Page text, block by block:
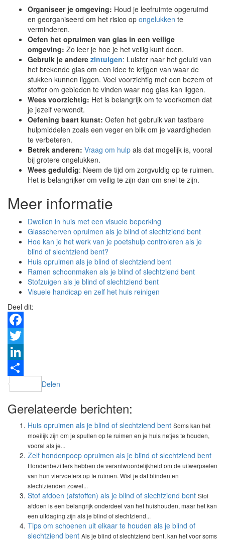
Organiseer je omgeving: Houd je leefruimte opgeruimd
en georganiseerd om het risico op ongelukken te
verminderen.
Oefen het opruimen van glas in een veilige
omgeving: Zo leer je hoe je het veilig kunt doen.
Gebruik je andere zintuigen: Luister naar het geluid van
het brekende glas om een idee te krijgen van waar de
stukken kunnen liggen. Voel voorzichtig met een bezem of
stoffer om gebieden te vinden waar nog glas kan liggen.
Wees voorzichtig: Het is belangrijk om te voorkomen dat
je jezelf verwondt.
Oefening baart kunst: Oefen het gebruik van tastbare
hulpmiddelen zoals een veger en blik om je vaardigheden
te verbeteren.
Betrek anderen: Vraag om hulp als dat mogelijk is, vooral
bij grotere ongelukken.
Wees geduldig: Neem de tijd om zorgvuldig op te ruimen.
Het is belangrijker om veilig te zijn dan om snel te zijn.
Meer informatie
Dweilen in huis met een visuele beperking
Glasscherven opruimen als je blind of slechtziend bent
Hoe kan je het werk van je poetshulp controleren als je
blind of slechtziend bent?
Huis opruimen als je blind of slechtziend bent
Ramen schoonmaken als je blind of slechtziend bent
Stofzuigen als je blind of slechtziend bent
Visuele handicap en zelf het huis reinigen
Deel dit:
Facebook
Twitter
LinkedIn
Delen
Gerelateerde berichten:
Huis opruimen als je blind of slechtziend bent Soms kan het
moeilijk zijn om je spullen op te ruimen en je huis netjes te houden,
vooral als je...
Zelf hondenpoep opruimen als je blind of slechtziend bent
Hondenbezitters hebben de verantwoordelijkheid om de uitwerpselen
van hun viervoeters op te ruimen. Wist je dat blinden en
slechtzienden zowel...
Stof afdoen (afstoffen) als je blind of slechtziend bent Stof
afdoen is een belangrijk onderdeel van het huishouden, maar het kan
een uitdaging zijn als je blind of slechtziend...
Tips om schoenen uit elkaar te houden als je blind of
slechtziend bent Als je blind of slechtziend bent, kan het voor soms